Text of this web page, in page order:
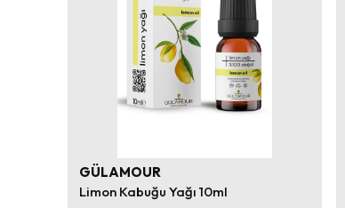
GÜLAMOUR
Limon Kabuğu Yağı 10ml